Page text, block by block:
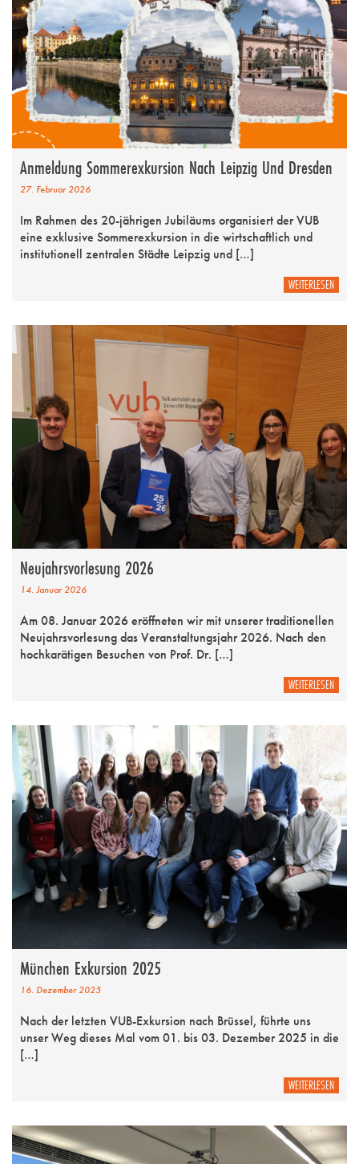
Anmeldung Sommerexkursion Nach Leipzig Und Dresden
27. Februar 2026
Im Rahmen des 20-jährigen Jubiläums organisiert der VUB
eine exklusive Sommerexkursion in die wirtschaftlich und
institutionell zentralen Städte Leipzig und […]
WEITERLESEN
Neujahrsvorlesung 2026
14. Januar 2026
Am 08. Januar 2026 eröffneten wir mit unserer traditionellen
Neujahrsvorlesung das Veranstaltungsjahr 2026. Nach den
hochkarätigen Besuchen von Prof. Dr. […]
WEITERLESEN
München Exkursion 2025
16. Dezember 2025
Nach der letzten VUB-Exkursion nach Brüssel, führte uns
unser Weg dieses Mal vom 01. bis 03. Dezember 2025 in die
[…]
WEITERLESEN